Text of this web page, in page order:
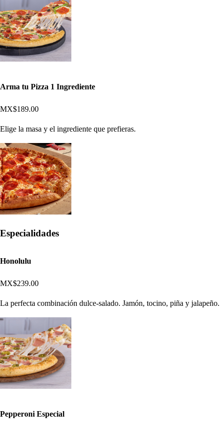
Arma tu Pizza 1 Ingrediente
MX$189.00
Elige la masa y el ingrediente que prefieras.
Especialidades
Honolulu
MX$239.00
La perfecta combinación dulce-salado. Jamón, tocino, piña y jalapeño.
Pepperoni Especial